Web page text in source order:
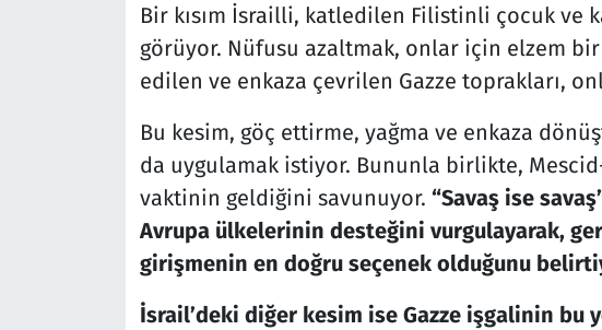
Bir kısım İsrailli, katledilen Filistinli çocuk ve
görüyor. Nüfusu azaltmak, onlar için elzem
edilen ve enkaza çevrilen Gazze toprakları,
Bu kesim, göç ettirme, yağma ve enkaza
da uygulamak istiyor. Bununla birlikte, Mescid-i
vaktinin geldiğini savunuyor. “Savaş ise
Avrupa ülkelerinin desteğini vurgulayarak,
girişmenin en doğru seçenek olduğunu
İsrail’deki diğer kesim ise Gazze işgalinin bu